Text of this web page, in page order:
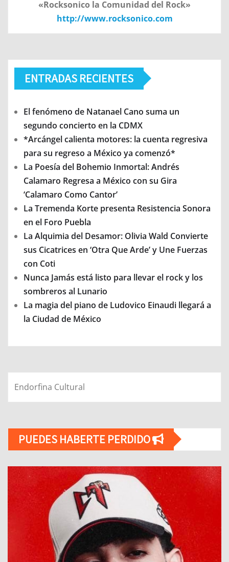
«Rocksonico la Comunidad del Rock»
http://www.rocksonico.com
ENTRADAS RECIENTES
El fenómeno de Natanael Cano suma un
segundo concierto en la CDMX
*Arcángel calienta motores: la cuenta regresiva
para su regreso a México ya comenzó*
La Poesía del Bohemio Inmortal: Andrés
Calamaro Regresa a México con su Gira
‘Calamaro Como Cantor’
La Tremenda Korte presenta Resistencia Sonora
en el Foro Puebla
La Alquimia del Desamor: Olivia Wald Convierte
sus Cicatrices en ‘Otra Que Arde’ y Une Fuerzas
con Coti
Nunca Jamás está listo para llevar el rock y los
sombreros al Lunario
La magia del piano de Ludovico Einaudi llegará a
la Ciudad de México
Endorfina Cultural
PUEDES HABERTE PERDIDO